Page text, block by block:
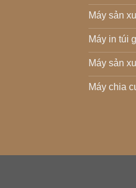
Máy sản
Máy in túi
Máy sản
Máy chia